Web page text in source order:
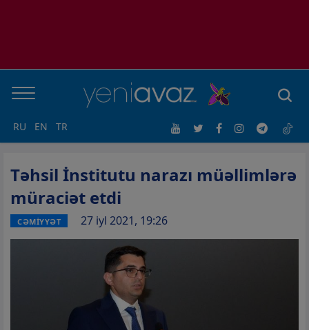
RU EN TR
Təhsil İnstitutu narazı müəllimlərə
müraciət etdi
CƏMİYYƏT 27 iyl 2021, 19:26